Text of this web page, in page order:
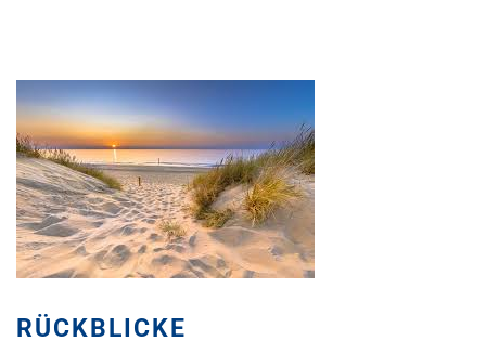
RÜCKBLICKE